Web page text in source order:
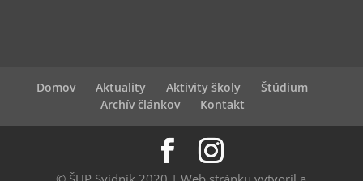
Domov Aktuality Aktivity školy
Štúdium
Archív článkov
Kontakt